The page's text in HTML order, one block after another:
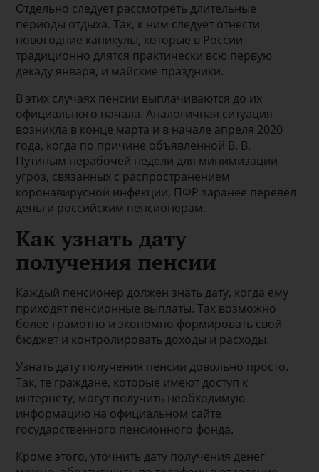
Отдельно следует рассмотреть длительные
периоды отдыха. Так, к ним следует отнести
новогодние каникулы, которые в России
традиционно длятся практически всю первую
декаду января, и майские праздники.
В этих случаях пенсии выплачиваются до их
официального начала. Аналогичная ситуация
возникла в конце марта и в начале апреля 2020
года, когда по причине объявленной В. В.
Путиным нерабочей недели для минимизации
угроз, связанных с распространением
коронавирусной инфекции, ПФР заранее перевел
деньги российским пенсионерам.
Как узнать дату
получения пенсии
Каждый пенсионер должен знать дату, когда ему
приходят пенсионные выплаты. Так возможно
более грамотно и экономно формировать свой
бюджет и контролировать доходы и расходы.
Узнать дату получения пенсии довольно просто.
Так, те граждане, которые имеют доступ к
интернету, могут получить необходимую
информацию на официальном сайте
государственного пенсионного фонда.
Кроме этого, уточнить дату получения денег